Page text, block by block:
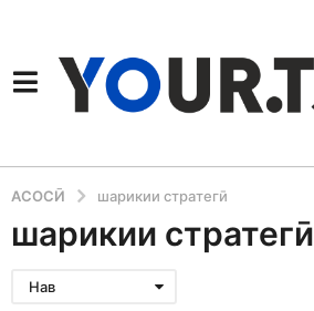
АСОСӢ шарикии стратегӣ
шарикии стратегӣ
Нав